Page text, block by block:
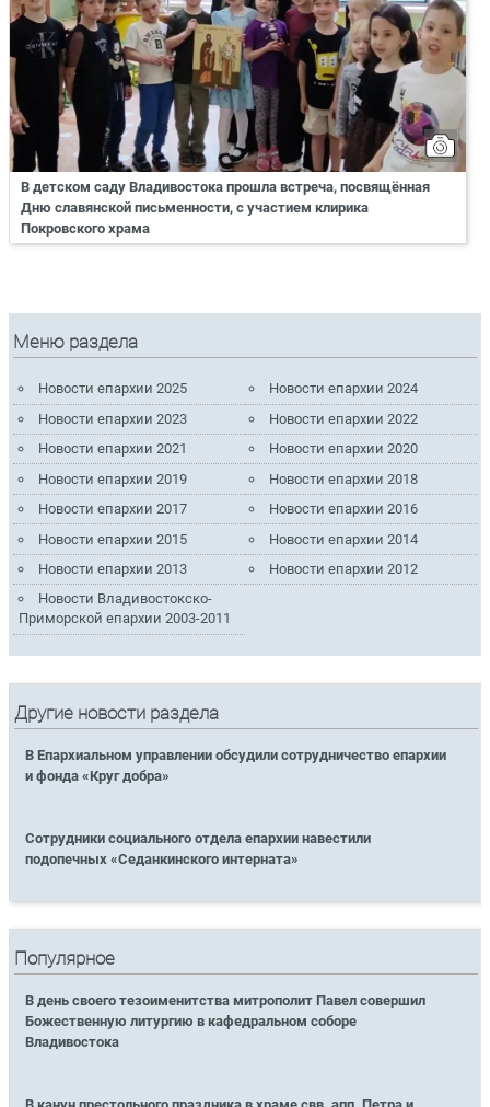
В детском саду Владивостока прошла встреча, посвящённая
Дню славянской письменности, с участием клирика
Покровского храма
Меню раздела
Новости епархии 2025
Новости епархии 2024
Новости епархии 2023
Новости епархии 2022
Новости епархии 2021
Новости епархии 2020
Новости епархии 2019
Новости епархии 2018
Новости епархии 2017
Новости епархии 2016
Новости епархии 2015
Новости епархии 2014
Новости епархии 2013
Новости епархии 2012
Новости Владивостокско-
Приморской епархии 2003-2011
Другие новости раздела
В Епархиальном управлении обсудили сотрудничество епархии
и фонда «Круг добра»
Сотрудники социального отдела епархии навестили
подопечных «Седанкинского интерната»
Популярное
В день своего тезоименитства митрополит Павел совершил
Божественную литургию в кафедральном соборе
Владивостока